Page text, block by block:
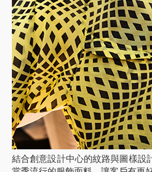
結合創意設計中心的紋路與圖樣設